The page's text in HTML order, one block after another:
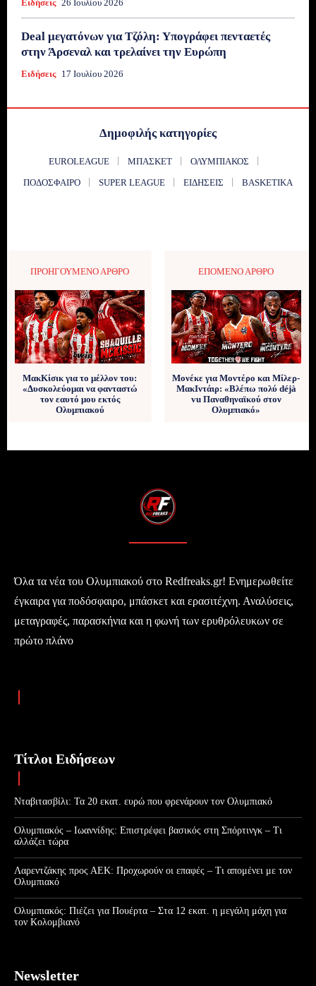
Ειδήσεις 26 Ιουλίου 2026
Deal μεγατόνων για Τζόλη: Υπογράφει πενταετές
στην Άρσεναλ και τρελαίνει την Ευρώπη
Ειδήσεις 17 Ιουλίου 2026
Δημοφιλής κατηγορίες
EUROLEAGUE ΜΠΆΣΚΕΤ
ΟΛΥΜΠΙΑΚΌΣ
ΠΟΔΌΣΦΑΙΡΟ
SUPER LEAGUE ΕΙΔΉΣΕΙΣ BASKETIKA
ΠΡΟΗΓΟΎΜΕΝΟ ΆΡΘΡΟ
ΜακΚίσικ για το μέλλον του:
«Δυσκολεύομαι να φανταστώ
τον εαυτό μου εκτός
Ολυμπιακού
ΕΠΌΜΕΝΟ ΆΡΘΡΟ
Μονέκε για Μοντέρο και Μίλερ-
ΜακΙντάιρ: «Βλέπω πολύ déjà
vu Παναθηναϊκού στον
Ολυμπιακό»
Όλα τα νέα του Ολυμπιακού στο Redfreaks.gr! Ενημερωθείτε
έγκαιρα για ποδόσφαιρο, μπάσκετ και ερασιτέχνη. Αναλύσεις,
μεταγραφές, παρασκήνια και η φωνή των ερυθρόλευκων σε
πρώτο πλάνο
Τίτλοι Ειδήσεων
Νταβιτασβίλι: Τα 20 εκατ. ευρώ που φρενάρουν τον Ολυμπιακό
Ολυμπιακός – Ιωαννίδης: Επιστρέφει βασικός στη Σπόρτινγκ – Τι
αλλάζει τώρα
Λαρεντζάκης προς ΑΕΚ: Προχωρούν οι επαφές – Τι απομένει με τον
Ολυμπιακό
Ολυμπιακός: Πιέζει για Πουέρτα – Στα 12 εκατ. η μεγάλη μάχη για
τον Κολομβιανό
Newsletter